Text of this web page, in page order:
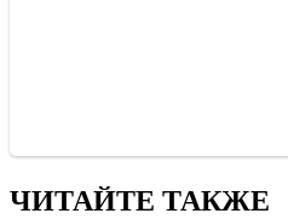
ЧИТАЙТЕ ТАКЖЕ